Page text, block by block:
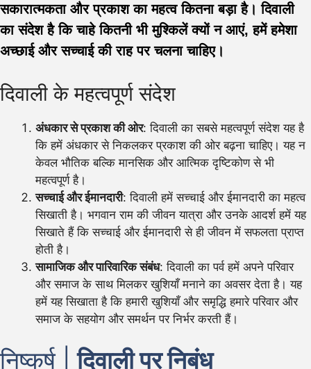
सकारात्मकता और प्रकाश का महत्व कितना बड़ा है। दिवाली
का संदेश है कि चाहे कितनी भी मुश्किलें क्यों न आएं, हमें हमेशा
अच्छाई और सच्चाई की राह पर चलना चाहिए।
दिवाली के महत्वपूर्ण संदेश
अंधकार से प्रकाश की ओर: दिवाली का सबसे महत्वपूर्ण संदेश यह है
कि हमें अंधकार से निकलकर प्रकाश की ओर बढ़ना चाहिए। यह न
केवल भौतिक बल्कि मानसिक और आत्मिक दृष्टिकोण से भी
महत्वपूर्ण है।
सच्चाई और ईमानदारी: दिवाली हमें सच्चाई और ईमानदारी का महत्व
सिखाती है। भगवान राम की जीवन यात्रा और उनके आदर्श हमें यह
सिखाते हैं कि सच्चाई और ईमानदारी से ही जीवन में सफलता प्राप्त
होती है।
सामाजिक और पारिवारिक संबंध: दिवाली का पर्व हमें अपने परिवार
और समाज के साथ मिलकर खुशियाँ मनाने का अवसर देता है। यह
हमें यह सिखाता है कि हमारी खुशियाँ और समृद्धि हमारे परिवार और
समाज के सहयोग और समर्थन पर निर्भर करती हैं।
निष्कर्ष |दिवाली पर निबंध